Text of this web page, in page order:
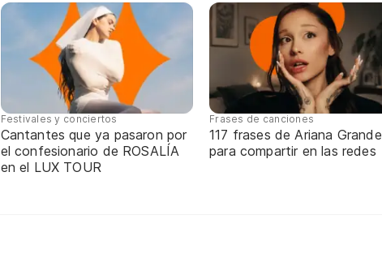
Festivales y conciertos
Cantantes que ya pasaron por
el confesionario de ROSALÍA
en el LUX TOUR
Frases de canciones
117 frases de Ariana Grande
para compartir en las redes